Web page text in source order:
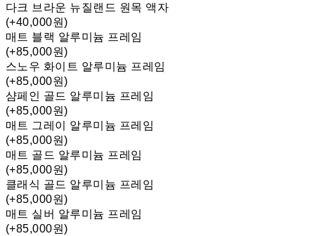
다크 브라운 뉴질랜드 원목 액자
(+40,000원)
매트 블랙 알루미늄 프레임
(+85,000원)
스노우 화이트 알루미늄 프레임
(+85,000원)
샴페인 골드 알루미늄 프레임
(+85,000원)
매트 그레이 알루미늄 프레임
(+85,000원)
매트 골드 알루미늄 프레임
(+85,000원)
클래식 골드 알루미늄 프레임
(+85,000원)
매트 실버 알루미늄 프레임
(+85,000원)